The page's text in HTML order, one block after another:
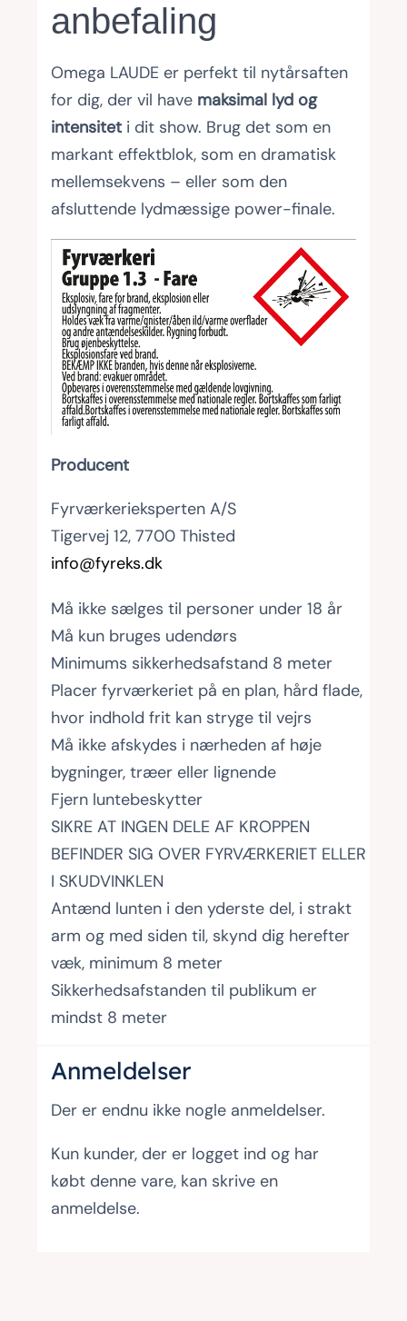
anbefaling
Omega LAUDE er perfekt til nytårsaften
for dig, der vil have maksimal lyd og
intensiteti dit show. Brug det som en
markant effektblok, som en dramatisk
mellemsekvens – eller som den
afsluttende lydmæssige power-finale.
Producent
Fyrværkerieksperten A/S
Tigervej 12, 7700 Thisted
info@fyreks.dk
Må ikke sælges til personer under 18 år
Må kun bruges udendørs
Minimums sikkerhedsafstand 8 meter
Placer fyrværkeriet på en plan, hård flade,
hvor indhold frit kan stryge til vejrs
Må ikke afskydes i nærheden af høje
bygninger, træer eller lignende
Fjern luntebeskytter
SIKRE AT INGEN DELE AF KROPPEN
BEFINDER SIG OVER FYRVÆRKERIET ELLER
I SKUDVINKLEN
Antænd lunten i den yderste del, i strakt
arm og med siden til, skynd dig herefter
væk, minimum 8 meter
Sikkerhedsafstanden til publikum er
mindst 8 meter
Anmeldelser
Der er endnu ikke nogle anmeldelser.
Kun kunder, der er logget ind og har
købt denne vare, kan skrive en
anmeldelse.